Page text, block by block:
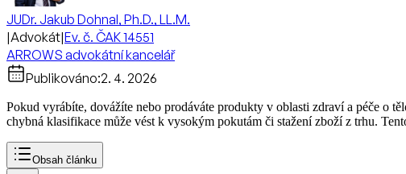
JUDr. Jakub Dohnal, Ph.D., LL.M.
|Advokát|Ev. č. ČAK 14551
ARROWS advokátní kancelář
Publikováno:2. 4. 2026
Pokud vyrábíte, dovážíte nebo prodáváte produkty v oblasti zdraví a péče o
chybná klasifikace může vést k vysokým pokutám či stažení zboží z trhu.
Obsah článku